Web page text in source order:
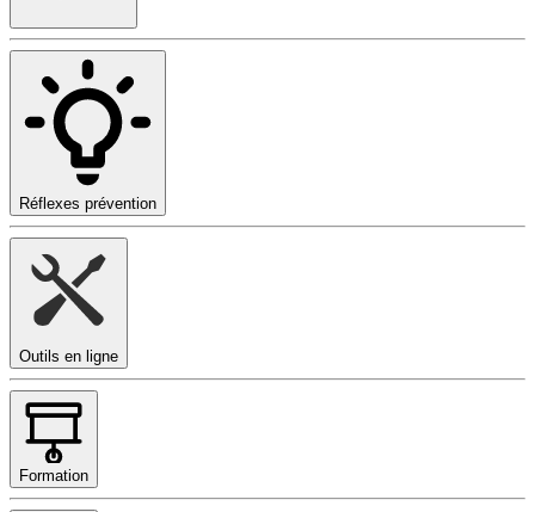
Réflexes prévention
Outils en ligne
Formation